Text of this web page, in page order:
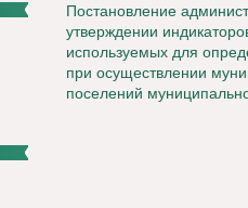
Постановление
утверждении
используемых для
при осуществлении
поселений